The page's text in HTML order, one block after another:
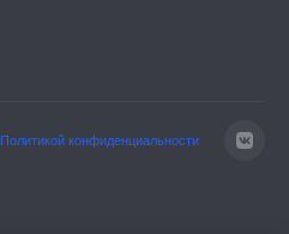
Политикой конфиденциальности